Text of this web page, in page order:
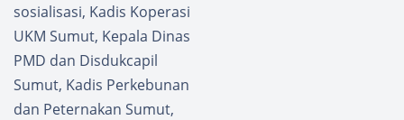
sosialisasi, Kadis Koperasi
UKM Sumut, Kepala Dinas
PMD dan Disdukcapil
Sumut, Kadis Perkebunan
dan Peternakan Sumut,